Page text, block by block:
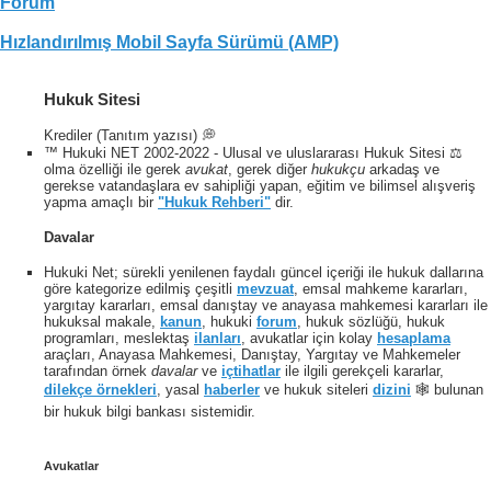
Hızlandırılmış Mobil Sayfa Sürümü (AMP)
Hukuk Sitesi
Krediler (Tanıtım yazısı) 💭
™ Hukuki NET 2002-2022 - Ulusal ve uluslararası Hukuk Sitesi ⚖️
olma özelliği ile gerek avukat , gerek diğer hukukçu arkadaş ve
gerekse vatandaşlara ev sahipliği yapan, eğitim ve bilimsel alışveriş
yapma amaçlı bir "Hukuk Rehberi" dir.
Davalar
Hukuki Net; sürekli yenilenen faydalı güncel içeriği ile hukuk dallarına
göre kategorize edilmiş çeşitli mevzuat, emsal mahkeme kararları,
yargıtay kararları, emsal danıştay ve anayasa mahkemesi kararları ile
hukuksal makale, kanun, hukuki forum, hukuk sözlüğü, hukuk
programları, meslektaş ilanları, avukatlar için kolay hesaplama
araçları, Anayasa Mahkemesi, Danıştay, Yargıtay ve Mahkemeler
tarafından örnek davalarve içtihatlar ile ilgili gerekçeli kararlar,
dilekçe örnekleri, yasal haberler ve hukuk siteleri dizini 🕸 bulunan
bir hukuk bilgi bankası sistemidir.
Avukatlar